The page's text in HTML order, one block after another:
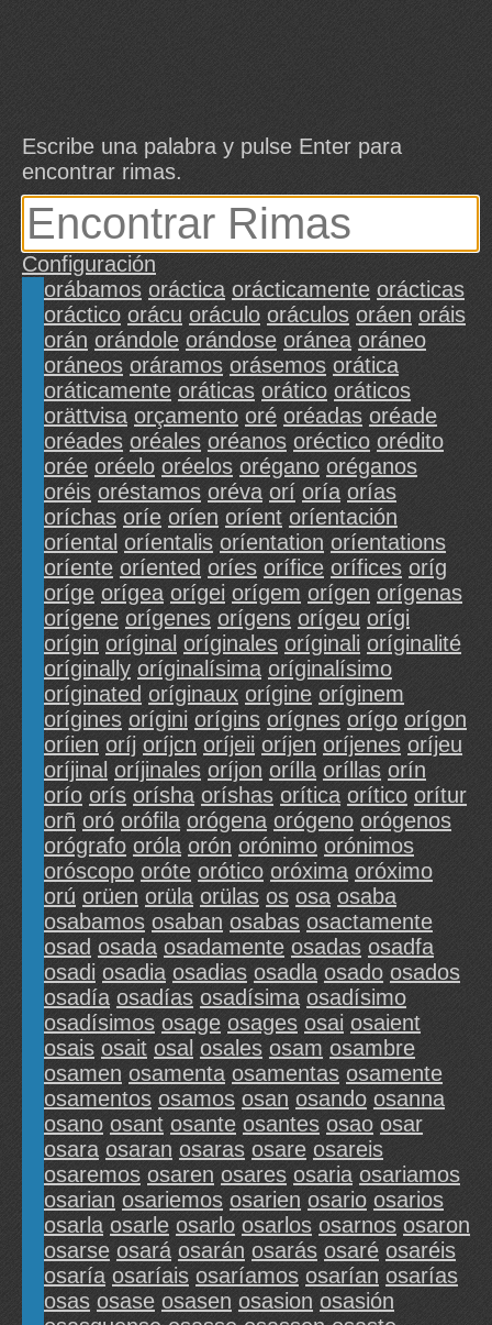
Escribe una palabra y pulse Enter para
encontrar rimas.
Configuración
orábamos oráctica orácticamente orácticas
oráctico orácu oráculo oráculos oráen oráis
orán orándole orándose oránea oráneo
oráneos oráramos orásemos orática
oráticamente oráticas orático oráticos
orättvisa orçamento oré oréadas oréade
oréades oréales oréanos oréctico orédito
orée oréelo oréelos orégano oréganos
oréis oréstamos oréva orí oría orías
oríchas oríe oríen oríent oríentación
oríental oríentalis oríentation oríentations
oríente oríented oríes orífice orífices oríg
oríge orígea orígei orígem orígen orígenas
orígene orígenes orígens orígeu orígi
orígin oríginal oríginales oríginali oríginalité
oríginally oríginalísima oríginalísimo
oríginated oríginaux orígine oríginem
orígines orígini orígins orígnes orígo orígon
oríien oríj oríjcn oríjeii oríjen oríjenes oríjeu
oríjinal oríjinales oríjon orílla oríllas orín
orío orís orísha oríshas orítica orítico orítur
orñ oró orófila orógena orógeno orógenos
orógrafo oróla orón orónimo orónimos
oróscopo oróte orótico oróxima oróximo
orú orüen orüla orülas os osa osaba
osabamos osaban osabas osactamente
osad osada osadamente osadas osadfa
osadi osadia osadias osadla osado osados
osadía osadías osadísima osadísimo
osadísimos osage osages osai osaient
osais osait osal osales osam osambre
osamen osamenta osamentas osamente
osamentos osamos osan osando osanna
osano osant osante osantes osao osar
osara osaran osaras osare osareis
osaremos osaren osares osaria osariamos
osarian osariemos osarien osario osarios
osarla osarle osarlo osarlos osarnos osaron
osarse osará osarán osarás osaré osaréis
osaría osaríais osaríamos osarían osarías
osas osase osasen osasion osasión